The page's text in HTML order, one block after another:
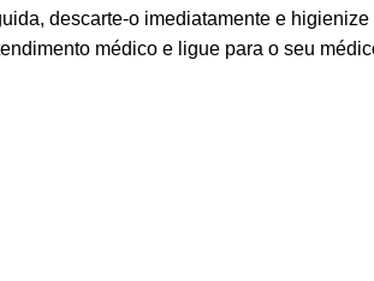
descarte-o imediatamente e higienize
médico e ligue para o seu